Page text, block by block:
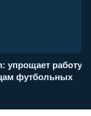
упрощает работу
футбольных